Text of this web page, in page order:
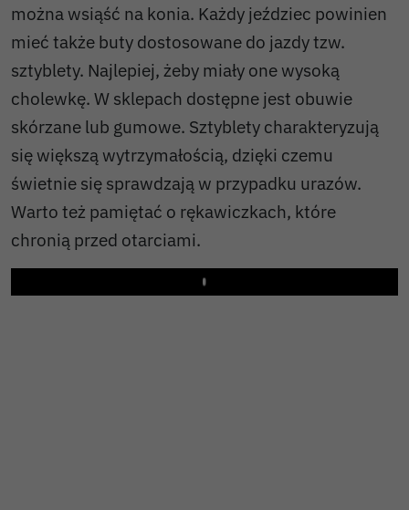
można wsiąść na konia. Każdy jeździec powinien
mieć także buty dostosowane do jazdy tzw.
sztyblety. Najlepiej, żeby miały one wysoką
cholewkę. W sklepach dostępne jest obuwie
skórzane lub gumowe. Sztyblety charakteryzują
się większą wytrzymałością, dzięki czemu
świetnie się sprawdzają w przypadku urazów.
Warto też pamiętać o rękawiczkach, które
chronią przed otarciami.
Play